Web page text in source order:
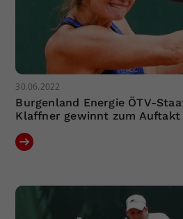
30.06.2022
Burgenland Energie ÖTV-
Klaffner gewinnt zum